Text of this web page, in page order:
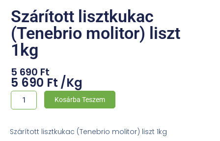
Szárított lisztkukac
(Tenebrio molitor) liszt
1kg
5 690 Ft
5 690 Ft /Kg
Szárított
lisztkukac
molitor)
Kosárba Teszem
Szárított lisztkukac (Tenebrio molitor) liszt 1kg